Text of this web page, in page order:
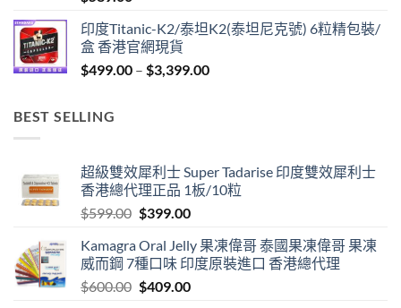
印度Titanic-K2/泰坦K2(泰坦尼克號) 6粒精包裝/
盒 香港官網現貨
$499.00 – $3,399.00Price
BEST SELLING
超級雙效犀利士 Super Tadarise 印度雙效犀利士
香港總代理正品 1板/10粒
$599.00 Original
was:
$599.00.
$399.00Current
is:
$399.00.
Kamagra Oral Jelly 果凍偉哥 泰國果凍偉哥 果凍
威而鋼 7種口味 印度原裝進口 香港總代理
$600.00 Original
$409.00Current